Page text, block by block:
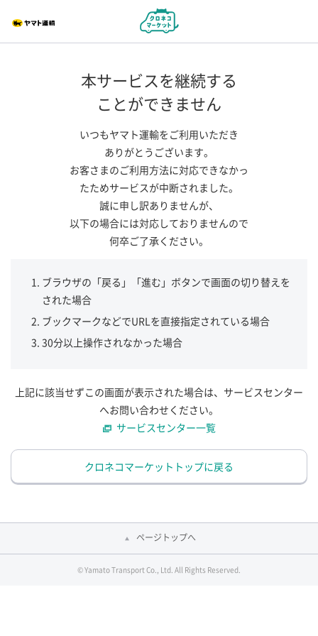
本サービスを継続する
ことができません
いつもヤマト運輸をご利用いただき
ありがとうございます。
お客さまのご利用方法に対応できなかっ
たためサービスが中断されました。
誠に申し訳ありませんが、
以下の場合には対応しておりませんので
何卒ご了承ください。
ブラウザの「戻る」「進む」ボタンで画面の切り替えを
された場合
ブックマークなどでURLを直接指定されている場合
30分以上操作されなかった場合
上記に該当せずこの画面が表示された場合は、サービスセンター
へお問い合わせください。
サービスセンター一覧
クロネコマーケットトップに戻る
ページトップへ
© Yamato Transport Co., Ltd. All Rights Reserved.